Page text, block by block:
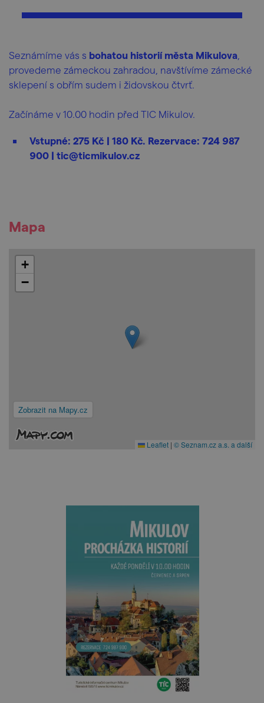
Seznámíme vás s bohatou historií města Mikulova
provedeme zámeckou zahradou, navštívíme zámecké
sklepení s obřím sudem i židovskou čtvrť.
Začínáme v 10.00 hodin před TIC Mikulov.
Vstupné: 275 Kč | 180 Kč. Rezervace: 724 987
900 | tic@ticmikulov.cz
Mapa
Zobrazit na Mapy.cz
+
−
Leaflet | © Seznam.cz a.s. a další